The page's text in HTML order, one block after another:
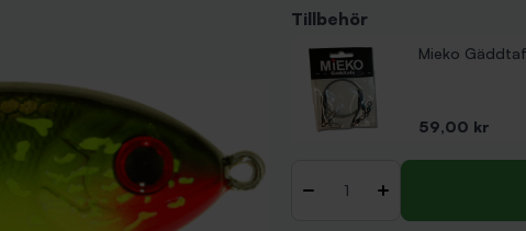
Tillbehör
Mieko
Pris
59,00 kr
- +